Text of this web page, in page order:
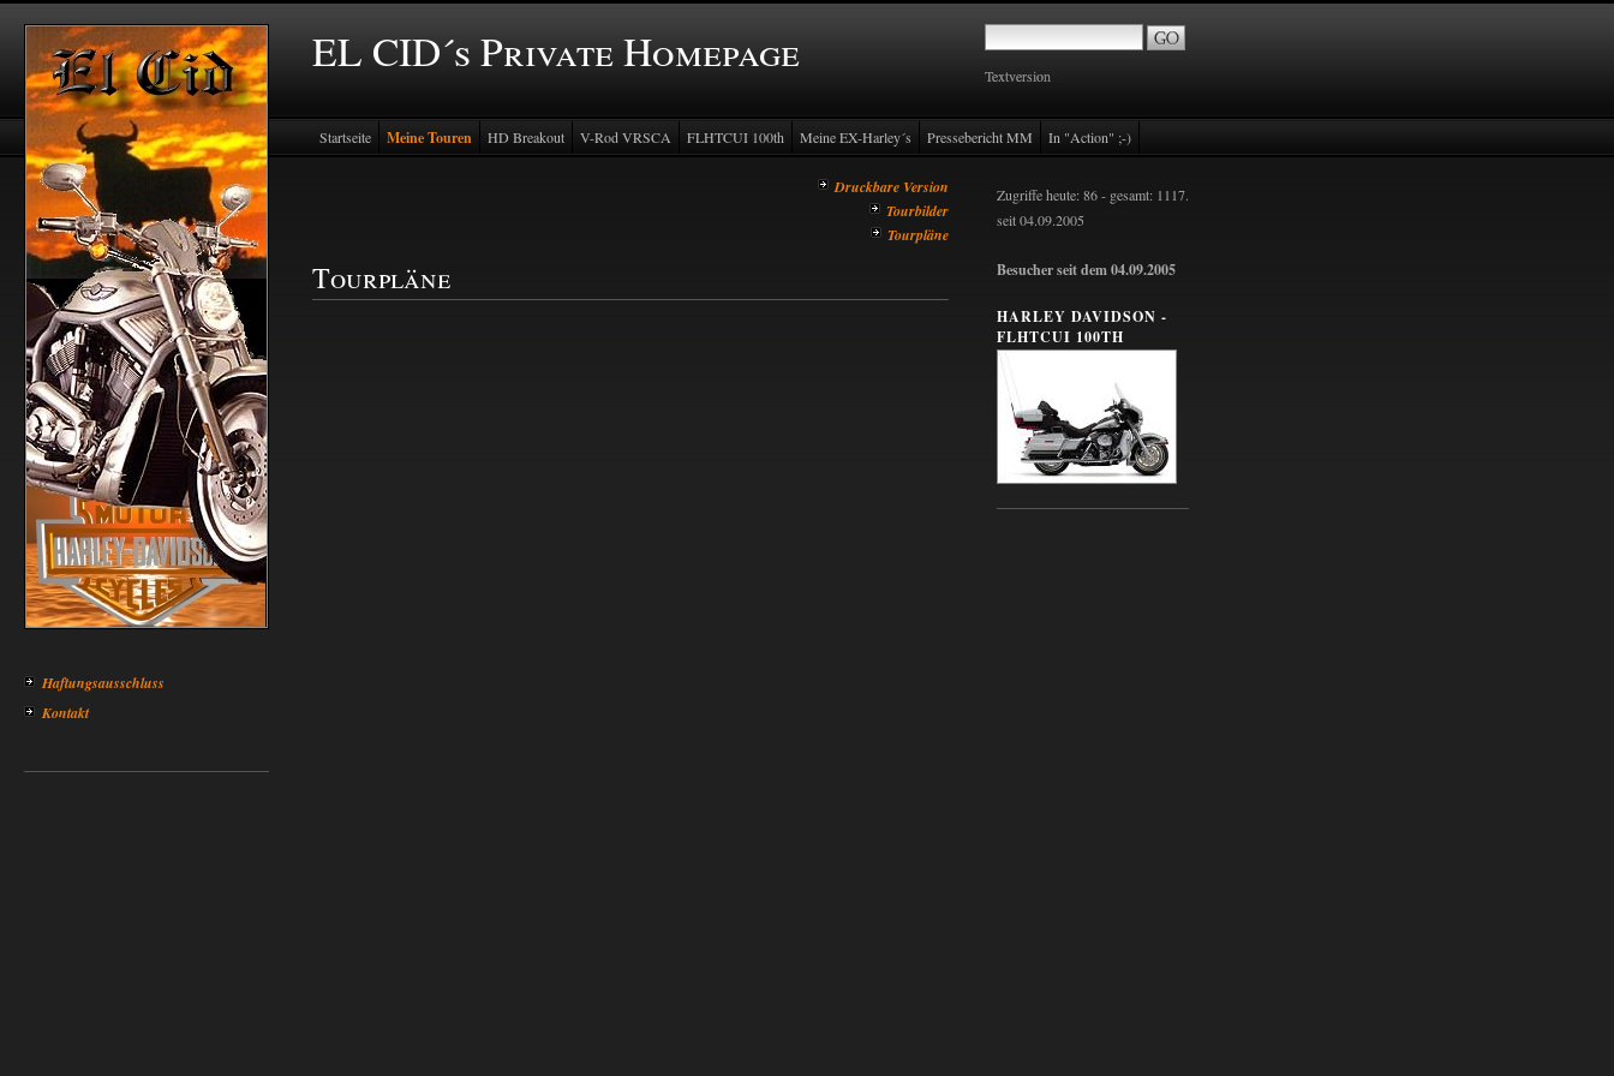
EL CID´s Private Homepage Textversion
Textversion
Haftungsausschluss
Kontakt
Startseite Meine Touren HD Breakout V-Rod VRSCA FLHTCUI 100th Meine EX-Harley´s Pressebericht MM In "Action" ;-)
Druckbare Version
Tourbilder
Tourpläne
Tourpläne
Zugriffe heute: 86 - gesamt: 1117.
seit 04.09.2005
Besucher seit dem 04.09.2005
HARLEY DAVIDSON -
FLHTCUI 100TH